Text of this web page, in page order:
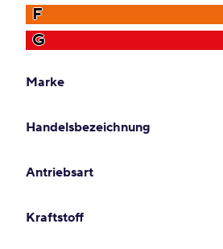
F
G
Marke
Handelsbezeichnung
Antriebsart
Kraftstoff